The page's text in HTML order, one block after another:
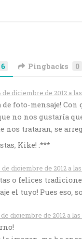
6 Pingbacks 0
de diciembre de 2012 a las
de foto-mensaje!
no nos gustaría
nos trataran, se
Kike! :***
de diciembre de 2012 a las
o felices
el tuyo! Pues eso,
de diciembre de 2012 a las